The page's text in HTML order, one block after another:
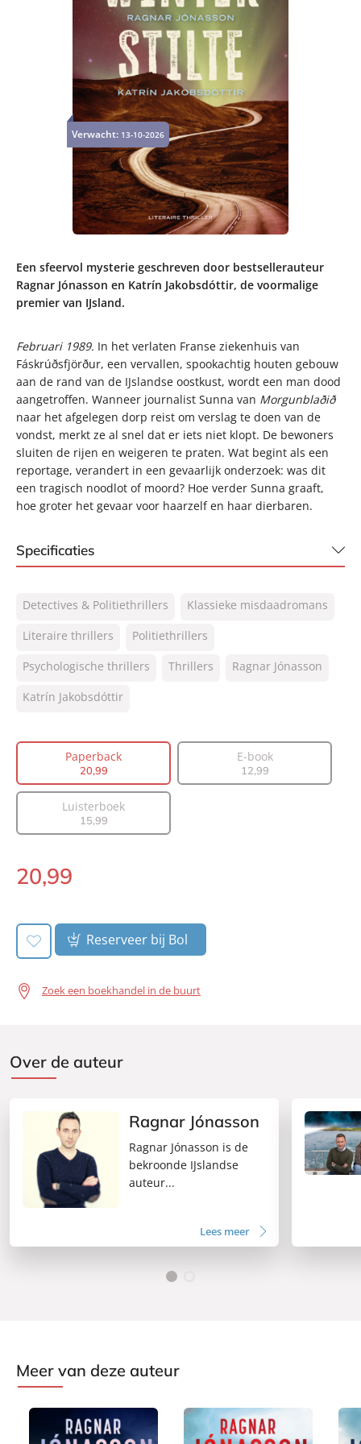
Verwacht: 13-10-2026
Een sfeervol mysterie geschreven door bestsellerauteur
Ragnar Jónasson en Katrín Jakobsdóttir, de voormalige
premier van IJsland.
Februari 1989. In het verlaten Franse ziekenhuis van
Fáskrúðsfjörður, een vervallen, spookachtig houten gebouw
aan de rand van de IJslandse oostkust, wordt een man dood
aangetroffen. Wanneer journalist Sunna van Morgunblaðið
naar het afgelegen dorp reist om verslag te doen van de
vondst, merkt ze al snel dat er iets niet klopt. De bewoners
sluiten de rijen en weigeren te praten. Wat begint als een
reportage, verandert in een gevaarlijk onderzoek: was dit
een tragisch noodlot of moord? Hoe verder Sunna graaft,
hoe groter het gevaar voor haarzelf en haar dierbaren.
Specificaties
NUR:
305
Type:
Paperback
Auteur(s):
Ragnar Jónasson, Katrín
Vertaler:
Aantal pagina's:
256
Verschijningsdatum:
13-10-2026
Detectives & Politiethrillers
Klassieke misdaadromans
Literaire thrillers
Politiethrillers
Psychologische thrillers
Thrillers
Ragnar Jónasson
Katrín Jakobsdóttir
Paperback
20,99
E-book
12,99
Luisterboek
15,99
Paperback:
20,99
Reserveer bij Bol
Zoek een boekhandel in de buurt
Over de auteur
Ragnar Jónasson
Ragnar Jónasson is de
bekroonde IJslandse
auteur...
Lees meer
Meer van deze auteur